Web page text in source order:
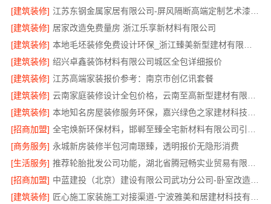
[建筑装修]
[建筑装修] 居家改造免费量房 浙江乐享新材料有限公司
[建筑装修]
[建筑装修] 绍兴卓鑫装饰材料有限公司城区全包详细报价
[建筑装修] 江苏高端家装报价参考：南京市创亿讯套餐
[建筑装修]
[建筑装修]
[招商加盟]
[商务服务] 永城新房装修半包河南璟臻，透明报价无隐形消费
[生活服务]
[招商加盟]
中蓝建投（北京）建设有限公司武功分公司-卧室改造智能家居
[建筑装修]